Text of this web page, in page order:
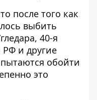
после того как
выбить
40-я
РФ и другие
пытаются обойти
это